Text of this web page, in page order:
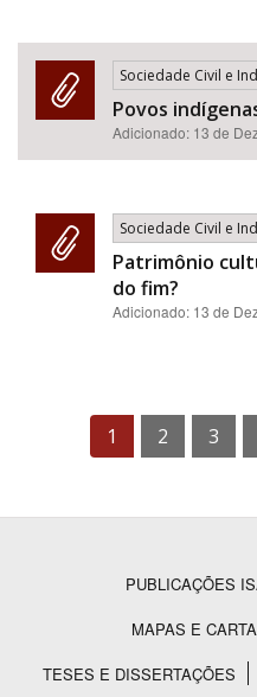
Sociedade Civil e
Povos
Adicionado: 13 de
Sociedade Civil e
Patrimônio
do fim?
Adicionado: 13 de
1 2 3
Rodapé
PUBLICAÇÕES
MAPAS E
TESES E DISSERTAÇÕES